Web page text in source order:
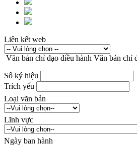
Liên kết web
Văn bản chỉ đạo điều hành Văn bản chỉ
Số ký hiệu
Trích yếu
Loại văn bản
Lĩnh vực
Ngày ban hành